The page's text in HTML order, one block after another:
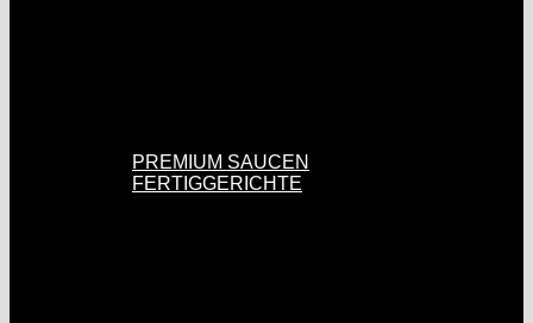
PREMIUM SAUCEN
FERTIGGERICHTE